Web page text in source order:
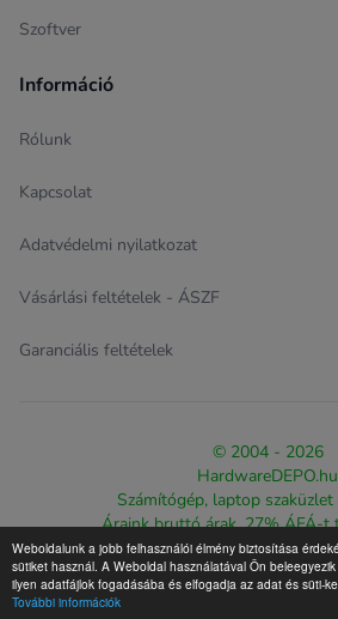
Weboldalunk a jobb felhasználói élmény biztosítása
sütiket használ. A Weboldal használatával Ön
ilyen adatfájlok fogadásába és elfogadja az adat és süti-
További információk
Szoftver
Információ
Rólunk
Kapcsolat
Adatvédelmi nyilatkozat
Vásárlási feltételek - ÁSZF
Garanciális feltételek
© 2004 - 2026
HardwareDEPO.hu
Számítógép, laptop szaküzlet
Áraink bruttó árak, 27% ÁFÁ-t
Design & eCommerce solution
Warriorz